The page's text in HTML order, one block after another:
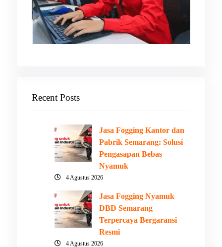
Recent Posts
Jasa Fogging Kantor dan
Pabrik Semarang: Solusi
Pengasapan Bebas
Nyamuk
4 Agustus 2026
Jasa Fogging Nyamuk
DBD Semarang
Terpercaya Bergaransi
Resmi
4 Agustus 2026